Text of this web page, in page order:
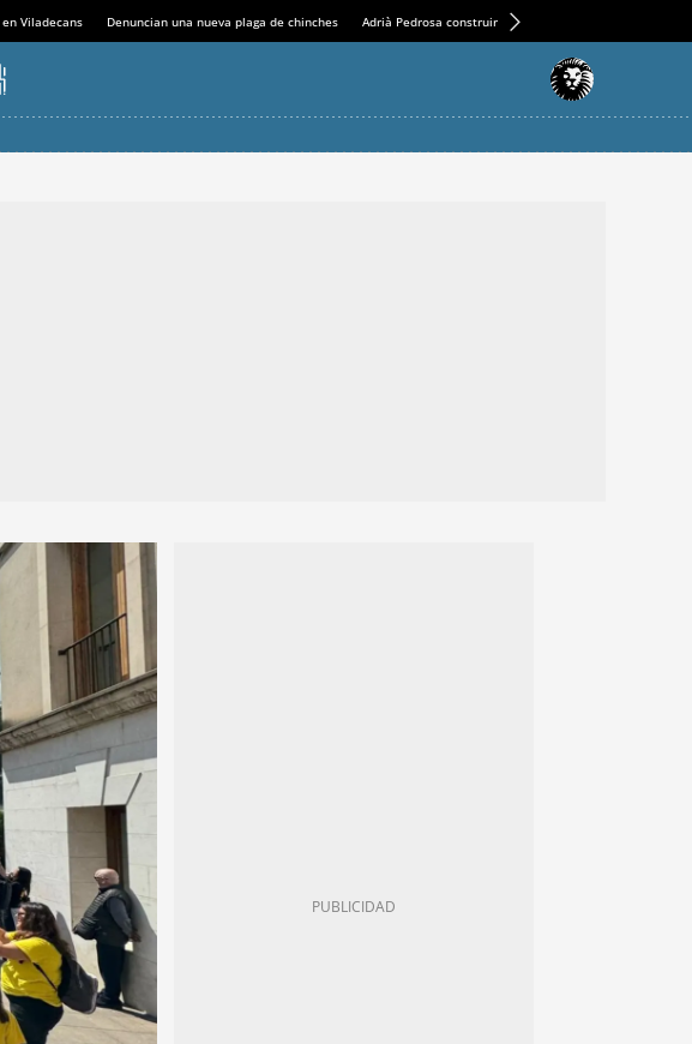
Viladecans Denuncian una nueva plaga de chinches Adrià Pedrosa construirá la nueva residencia en el